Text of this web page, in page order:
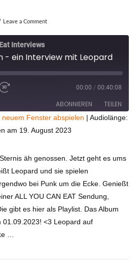
VIEW POST
Leave a Comment
Interviews
- ein Interview mit Leopard
00:00 / 00:40:08
ABONNIEREN TEILEN
neuem Fenster abspielen |Audiolänge:
am 19. August 2023
äh genossen. Jetzt geht es ums
Leopard und sie spielen
bei Punk um die Ecke. Genießt
ALL YOU CAN EAT Sendung,
gibt es hier als Playlist. Das Album
01.09.2023! <3 Leopard auf
…